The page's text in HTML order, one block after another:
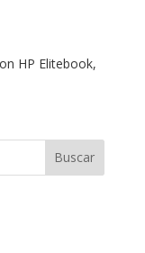
HP Elitebook,
Buscar